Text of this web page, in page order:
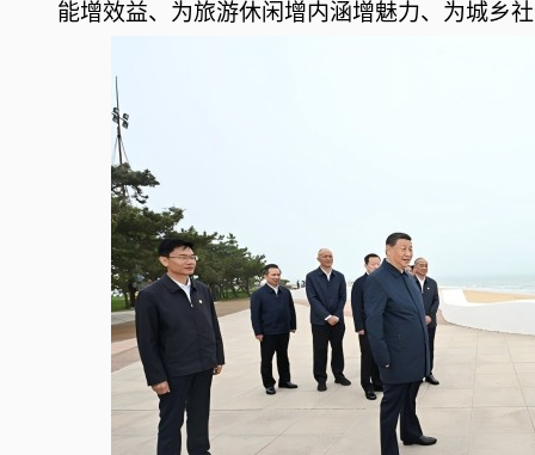
能增效益、为旅游休闲增内涵增魅力、为城乡